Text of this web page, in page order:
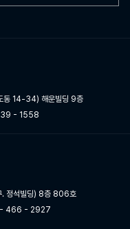
동 14-34) 해운빌딩 9층
- 1558
. 정석빌딩) 8층 806호
466 - 2927